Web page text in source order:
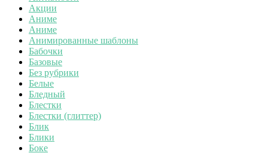
Акции
Аниме
Аниме
Анимированные шаблоны
Бабочки
Базовые
Без рубрики
Белые
Бледный
Блестки
Блестки (глиттер)
Блик
Блики
Боке